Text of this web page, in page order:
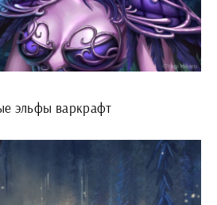
эльфы варкрафт